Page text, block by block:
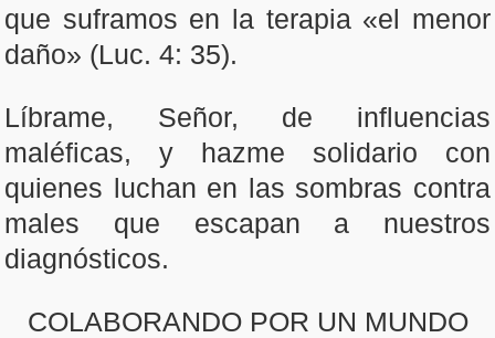
que suframos en la terapia «el menor
daño» (Luc. 4: 35).
Líbrame, Señor, de influencias
maléficas, y hazme solidario con
quienes luchan en las sombras contra
males que escapan a nuestros
diagnósticos.
COLABORANDO POR UN MUNDO